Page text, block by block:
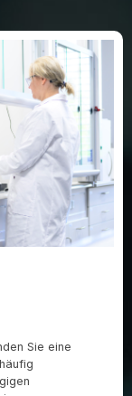
Sie eine